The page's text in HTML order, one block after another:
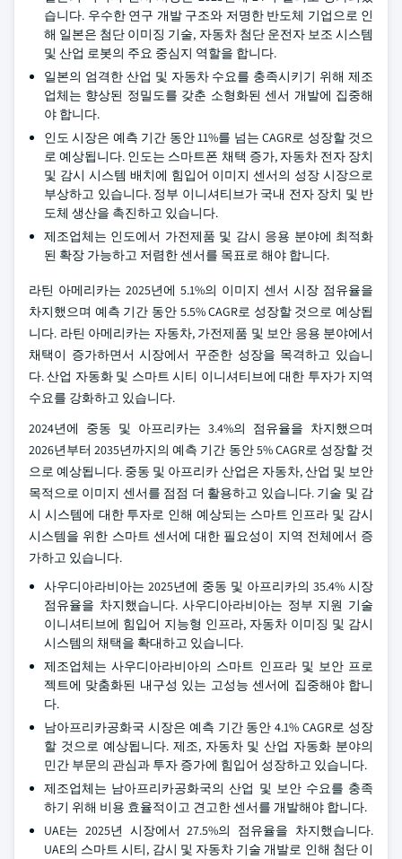
습니다. 우수한 연구 개발 구조와 저명한 반도체 기업으로 인
해 일본은 첨단 이미징 기술, 자동차 첨단 운전자 보조 시스템
및 산업 로봇의 주요 중심지 역할을 합니다.
일본의 엄격한 산업 및 자동차 수요를 충족시키기 위해 제조
업체는 향상된 정밀도를 갖춘 소형화된 센서 개발에 집중해
야 합니다.
인도 시장은 예측 기간 동안 11%를 넘는 CAGR로 성장할 것으
로 예상됩니다. 인도는 스마트폰 채택 증가, 자동차 전자 장치
및 감시 시스템 배치에 힘입어 이미지 센서의 성장 시장으로
부상하고 있습니다. 정부 이니셔티브가 국내 전자 장치 및 반
도체 생산을 촉진하고 있습니다.
제조업체는 인도에서 가전제품 및 감시 응용 분야에 최적화
된 확장 가능하고 저렴한 센서를 목표로 해야 합니다.
라틴 아메리카는 2025년에 5.1%의 이미지 센서 시장 점유율을
차지했으며 예측 기간 동안 5.5% CAGR로 성장할 것으로 예상됩
니다. 라틴 아메리카는 자동차, 가전제품 및 보안 응용 분야에서
채택이 증가하면서 시장에서 꾸준한 성장을 목격하고 있습니
다. 산업 자동화 및 스마트 시티 이니셔티브에 대한 투자가 지역
수요를 강화하고 있습니다.
2024년에 중동 및 아프리카는 3.4%의 점유율을 차지했으며
2026년부터 2035년까지의 예측 기간 동안 5% CAGR로 성장할 것
으로 예상됩니다. 중동 및 아프리카 산업은 자동차, 산업 및 보안
목적으로 이미지 센서를 점점 더 활용하고 있습니다. 기술 및 감
시 시스템에 대한 투자로 인해 예상되는 스마트 인프라 및 감시
시스템을 위한 스마트 센서에 대한 필요성이 지역 전체에서 증
가하고 있습니다.
사우디아라비아는 2025년에 중동 및 아프리카의 35.4% 시장
점유율을 차지했습니다. 사우디아라비아는 정부 지원 기술
이니셔티브에 힘입어 지능형 인프라, 자동차 이미징 및 감시
시스템의 채택을 확대하고 있습니다.
제조업체는 사우디아라비아의 스마트 인프라 및 보안 프로
젝트에 맞춤화된 내구성 있는 고성능 센서에 집중해야 합니
다.
남아프리카공화국 시장은 예측 기간 동안 4.1% CAGR로 성장
할 것으로 예상됩니다. 제조, 자동차 및 산업 자동화 분야의
민간 부문의 관심과 투자 증가에 힘입어 성장하고 있습니다.
제조업체는 남아프리카공화국의 산업 및 보안 수요를 충족
하기 위해 비용 효율적이고 견고한 센서를 개발해야 합니다.
UAE는 2025년 시장에서 27.5%의 점유율을 차지했습니다.
UAE의 스마트 시티, 감시 및 자동차 기술 개발로 인해 첨단 이